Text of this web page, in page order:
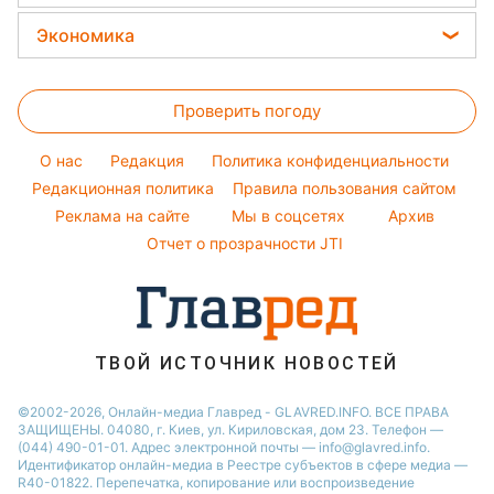
Новости Полтавы
Новости Днепра
Новости Сум
Новости моды
Советы от Андре Тана
Простые блюда
Настя Каменских
Виталий Козловский
Потап
Ольга Сумская
Филипп Киркоров
Елена Зеленская
Кейт Миддлтон
Алла Пугачева
Стирка
Комнатные растения
Уборка
Авто
Экономика
Денежная помощь
Тарифы
Курс валют
Проверить погоду
O нас Редакция
Политика конфиденциальности
Редакционная политика
Правила пользования сайтом
Реклама на сайте
Мы в соцсетях
Архив
Отчет о прозрачности JTI
ТВОЙ ИСТОЧНИК НОВОСТЕЙ
©2002-2026, Онлайн-медиа Главред - GLAVRED.INFO. ВСЕ ПРАВА
ЗАЩИЩЕНЫ. 04080, г. Киев, ул. Кириловская, дом 23. Телефон —
(044) 490-01-01. Адрес электронной почты — info@glavred.info.
Идентификатор онлайн-медиа в Реестре cубъектов в сфере медиа —
R40-01822. Перепечатка, копирование или воспроизведение